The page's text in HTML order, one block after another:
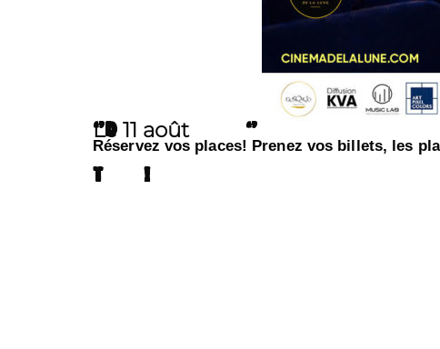
Le 11 août
"De la comédie française"
Réservez vos places! Prenez vos billets, les
Théâtre !